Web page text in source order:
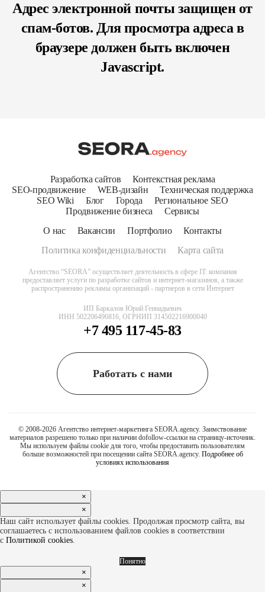
Адрес электронной почты защищен от
спам-ботов. Для просмотра адреса в
браузере должен быть включен
Javascript.
Разработка сайтов
Контекстная реклама
SEO-продвижение
WEB-дизайн
Техническая поддержка
SEO Wiki
Блог Города
Региональное SEO
Продвижение бизнеса
Сервисы
О нас
Вакансии Портфолио
Контакты
Политика конфиденциальности
Карта сайта
Агентство “SEORA” осуществляет деятельность в сфере IT: компания
предоставляет услуги по разработке сайтов и интернет-магазинов, а также
распространению рекламы организаций - партнеров в сети Интернет
ИП Баркалов Юрий Геннадьевич
ИНН 502206496816, ОГРНИП 314502216900040
+7 495 117-45-83
Работать с нами
© 2008-2026 Агентство интернет-маркетинга SEORA.agency. Заимствование
материалов разрешено только при наличии dofollow-ссылки на страницу-источник.
Мы используем файлы cookie для того, чтобы предоставить пользователям
больше возможностей при посещении сайта SEORA.agency. Подробнее об
условиях использования
×
×
Наш сайт использует файлы cookies. Продолжая просмотр сайта, вы
соглашаетесь с использованием файлов cookies в соответствии
с Политикой cookies
Понятно
×
×